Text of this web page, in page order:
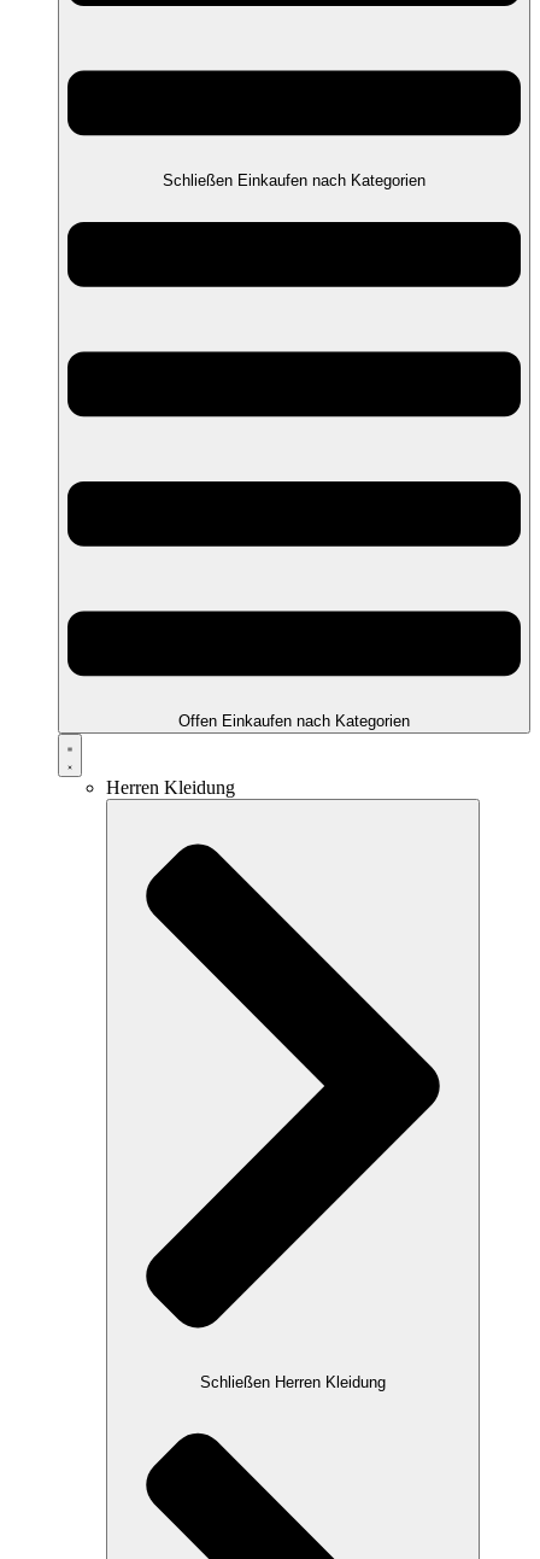
Schließen Einkaufen nach Kategorien
Offen Einkaufen nach Kategorien
Herren Kleidung
Schließen Herren Kleidung